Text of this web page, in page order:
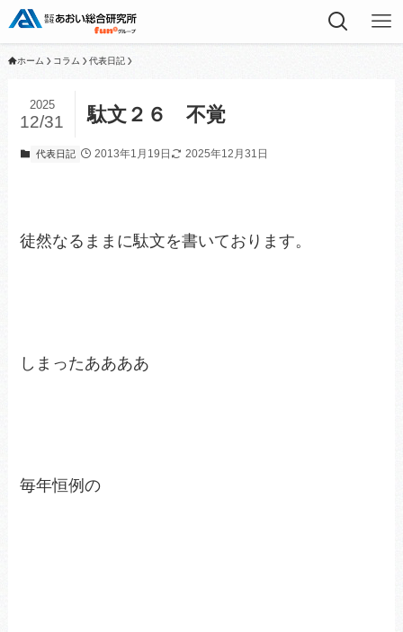
ホーム コラム 代表日記
駄文２６ 不覚
2025
12/31
代表日記 2013年1月19日 2025年12月31日
徒然なるままに駄文を書いております。
しまったああああ
毎年恒例の